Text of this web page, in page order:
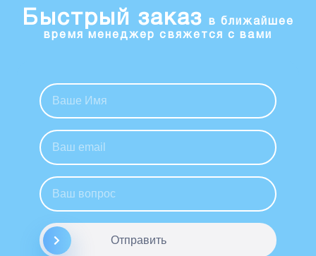
Быстрый заказ
в ближайшее
время менеджер свяжется с вами
Отправить